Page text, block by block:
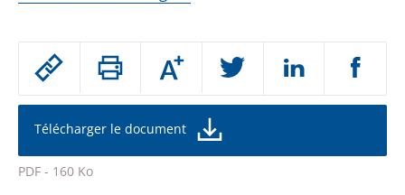
Passer
partage
de
l'article
pour
Augmenter
ou
la
de
police
Télécharger le document
PDF - 160 Ko